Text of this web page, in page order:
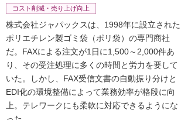
コスト削減・売り上げ向上
株式会社ジャパックスは、1998年に設立された
ポリエチレン製ゴミ袋（ポリ袋）の専門商社
だ。FAXによる注文が1日に1,500～2,000件あ
り、その受注処理に多くの時間と労力を要して
いた。しかし、FAX受信文書の自動振り分けと
EDI化の環境整備によって業務効率が格段に向
上。テレワークにも柔軟に対応できるようにな